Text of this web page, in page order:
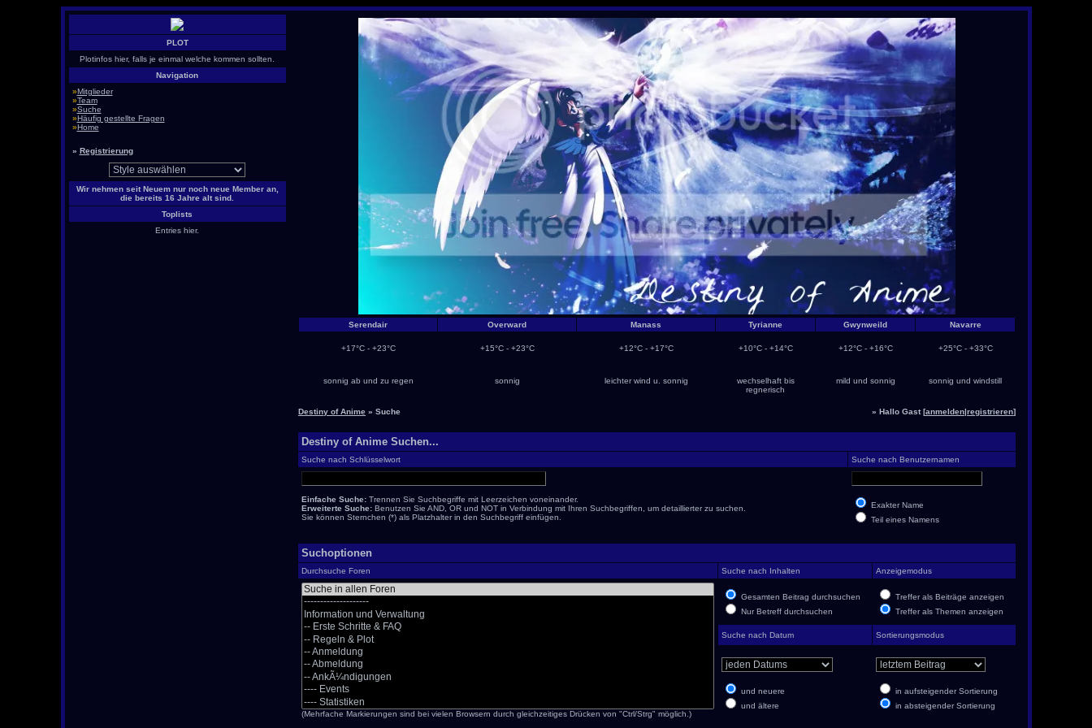
PLOT
Plotinfos hier, falls je einmal welche kommen sollten.
Navigation
»Mitglieder
»Team
»Suche
»Häufig gestellte Fragen
»Home
» Registrierung
Wir nehmen seit Neuem nur noch neue Member an,
die bereits 16 Jahre alt sind.
Toplists
Entries hier.
Serendair Overward Manass Tyrianne Gwynweild Navarre
+17°C - +23°C +15°C - +23°C +12°C - +17°C +10°C - +14°C +12°C - +16°C +25°C - +33°C
sonnig ab und zu regen sonnig leichter wind u. sonnig
wechselhaft bis
regnerisch
mild und sonnig sonnig und windstill
Destiny of Anime » Suche » Hallo Gast [anmelden|registrieren]
Destiny of Anime Suchen...
Suche nach Schlüsselwort Suche nach Benutzernamen
Einfache Suche: Trennen Sie Suchbegriffe mit Leerzeichen voneinander.
Erweiterte Suche: Benutzen Sie AND, OR und NOT in Verbindung mit Ihren Suchbegriffen, um detaillierter zu suchen.
Sie können Sternchen (*) als Platzhalter in den Suchbegriff einfügen.
Exakter Name
Teil eines Namens
Suchoptionen
Durchsuche Foren Suche nach Inhalten Anzeigemodus
(Mehrfache Markierungen sind bei vielen Browsern durch gleichzeitiges Drücken von "Ctrl/Strg" möglich.)
Gesamten Beitrag durchsuchen
Nur Betreff durchsuchen
Treffer als Beiträge anzeigen
Treffer als Themen anzeigen
Suche nach Datum Sortierungsmodus
und neuere
und ältere
in aufsteigender Sortierung
in absteigender Sortierung